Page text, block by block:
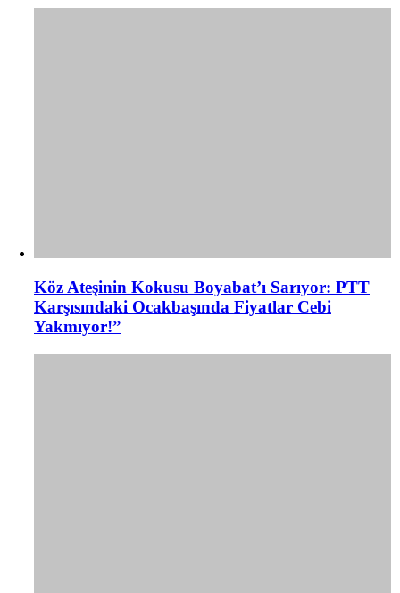
Köz Ateşinin Kokusu Boyabat’ı Sarıyor: PTT
Karşısındaki Ocakbaşında Fiyatlar Cebi
Yakmıyor!”